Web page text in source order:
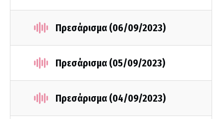
Πρεσάρισμα (06/09/2023)
Πρεσάρισμα (05/09/2023)
Πρεσάρισμα (04/09/2023)